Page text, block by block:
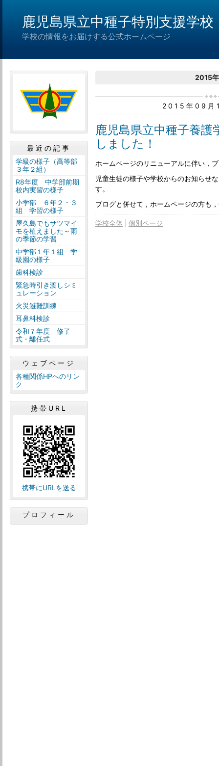
鹿児島県立中種子特別支援学校
学校の情報をお届けする公式ホームページ
2015
2015年09月
鹿児島県立中種子養
しました！
ホームページのリニューアルに伴い，
児童生徒の様子や学校からのお知らせ
す。
ブログと併せて，ホームページの方も
学校全体 個別ページ
最近の記事
学級の様子（高等部
３年２組）
R8年度 中学部前期
校内実習の様子
小学部 ６年２・３
組 学習の様子
屋久島でもサツマイ
モを植えました～雨
の季節の学習
中学部１年１組 学
級園の様子
歯科検診
緊急時引き渡しシミ
ュレーション
火災避難訓練
耳鼻科検診
令和７年度 修了
式・離任式
ウェブページ
各種関係HPへのリン
ク
携帯URL
携帯にURLを送る
プロフィール